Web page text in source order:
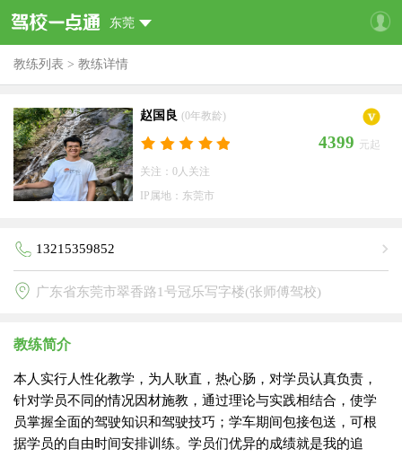
东莞
教练列表 > 教练详情
赵国良 (0年教龄)
4399 元起
关注：0人关注
IP属地：东莞市
13215359852
广东省东莞市翠香路1号冠乐写字楼(张师傅驾校)
教练简介
本人实行人性化教学，为人耿直，热心肠，对学员认真负责，
针对学员不同的情况因材施教，通过理论与实践相结合，使学
员掌握全面的驾驶知识和驾驶技巧；学车期间包接包送，可根
据学员的自由时间安排训练。学员们优异的成绩就是我的追